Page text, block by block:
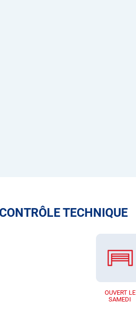
TECHNIQUE
OUVERT LE
SAMEDI